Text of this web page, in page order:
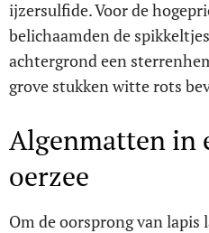
ijzersulfide. Voor de
belichaamden de
achtergrond een
grove stukken witte rots
Algenmatten in
oerzee
Om de oorsprong van